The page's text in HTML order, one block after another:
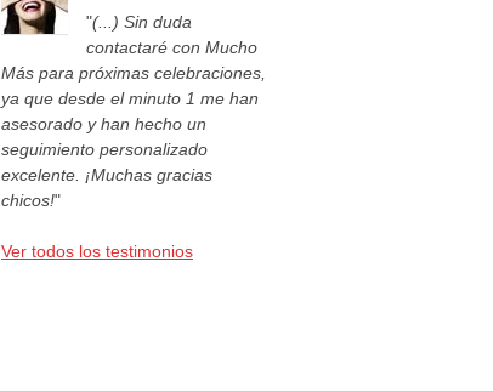
"(...) Sin duda
contactaré con Mucho
Más para próximas celebraciones,
ya que desde el minuto 1 me han
asesorado y han hecho un
seguimiento personalizado
excelente. ¡Muchas gracias
chicos!"
Ver todos los testimonios